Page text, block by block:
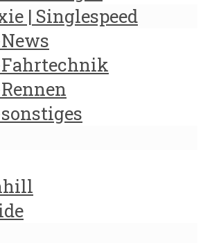
| Singlespeed